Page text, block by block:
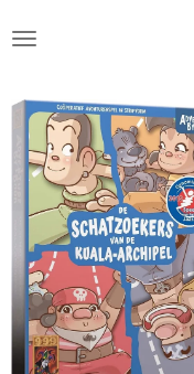
direct
de
hoofdinhoud